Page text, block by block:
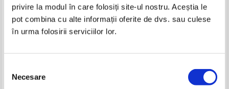
privire la modul în care folosiți site-ul nostru. Aceștia le
pot combina cu alte informații oferite de dvs. sau culese
în urma folosirii serviciilor lor.
consimțământului
Necesare
12 ani cu Hitler 1933 - 1945.
lui Hitler
Pret:21,00Lei 14,70 Lei
Adaugă în coș
Titu Simon - Mari maestri ai
spionajului international
Pret:16,00Lei 11,20 Lei